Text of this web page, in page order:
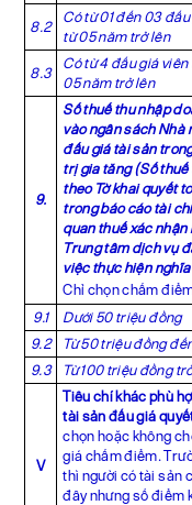
8.2
Có từ 01 đến 03
từ 05 năm trở lên
8.3
Có từ 4 đấu giá
05 năm trở lên
9.
Số thuế thu nhập
vào ngân sách Nhà
đấu giá tài sản
trị gia tăng (Số
theo Tờ khai quyết
trong báo cáo tài
quan thuế xác
Trung tâm dịch vụ
việc thực hiện
Chỉ chọn chấm
9.1 Dưới 50 triệu đồng
9.2
Từ 50 triệu đồng
9.3
Từ 100 triệu đồng
V
Tiêu chí khác phù
tài sản đấu giá
chọn hoặc không
giá chấm điểm.
thì người có tài sản
đây nhưng số điểm